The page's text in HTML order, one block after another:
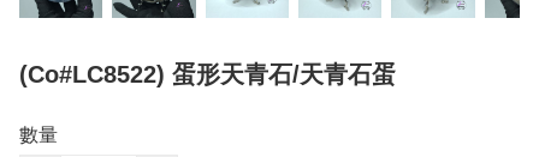
(Co#LC8522) 蛋形天青石/天青石蛋
數量